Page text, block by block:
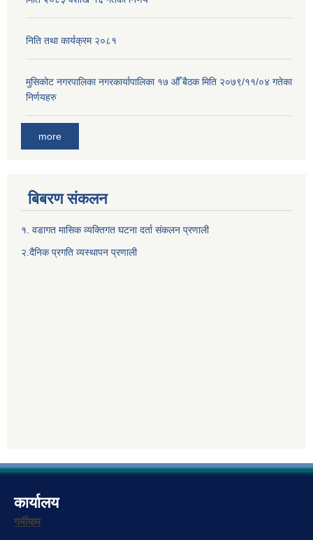
निति तथा कार्यक्रम २०८१
मुसिकोट नगरपालिका नगरकार्यापालिका १७ औँ बैठक मिति २०७९/११/०४ गतेका
निर्णयहरु
more
बिबरण संकलन
१. वडागत मासिक व्यक्तिगत घटना दर्ता संकलन प्रणाली
२.दैनिक प्रगति व्यस्थापन प्रणाली
कार्यालय
गर्मीयाम